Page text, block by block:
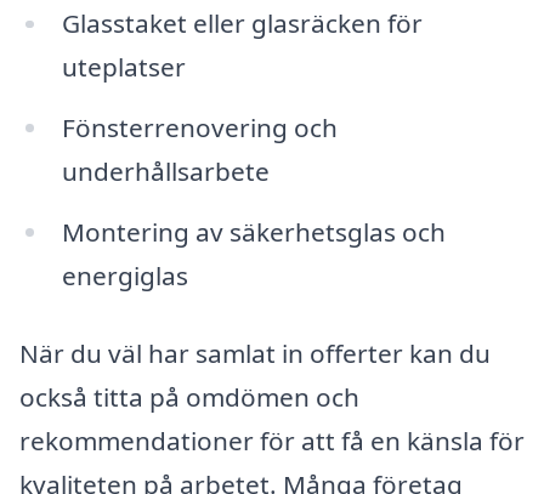
Glasstaket eller glasräcken för
uteplatser
Fönsterrenovering och
underhållsarbete
Montering av säkerhetsglas och
energiglas
När du väl har samlat in offerter kan du
också titta på omdömen och
rekommendationer för att få en känsla för
kvaliteten på arbetet. Många företag